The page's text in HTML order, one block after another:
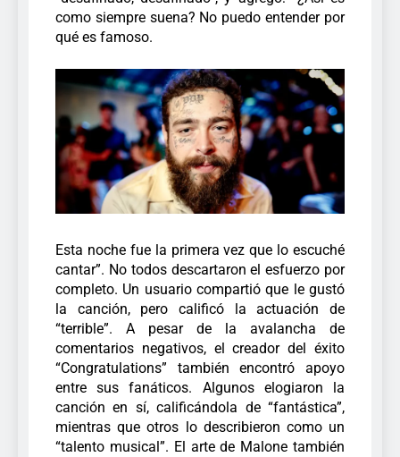
como siempre suena? No puedo entender por
qué es famoso.
Esta noche fue la primera vez que lo escuché
cantar”. No todos descartaron el esfuerzo por
completo. Un usuario compartió que le gustó
la canción, pero calificó la actuación de
“terrible”. A pesar de la avalancha de
comentarios negativos, el creador del éxito
“Congratulations” también encontró apoyo
entre sus fanáticos. Algunos elogiaron la
canción en sí, calificándola de “fantástica”,
mientras que otros lo describieron como un
“talento musical”. El arte de Malone también